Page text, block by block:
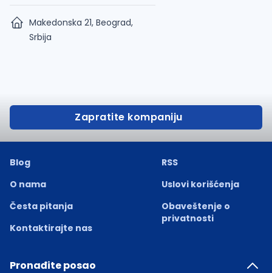
Makedonska 21, Beograd,
Srbija
Zapratite kompaniju
Blog
O nama
Česta pitanja
Kontaktirajte nas
RSS
Uslovi korišćenja
Obaveštenje o
privatnosti
Pronađite posao